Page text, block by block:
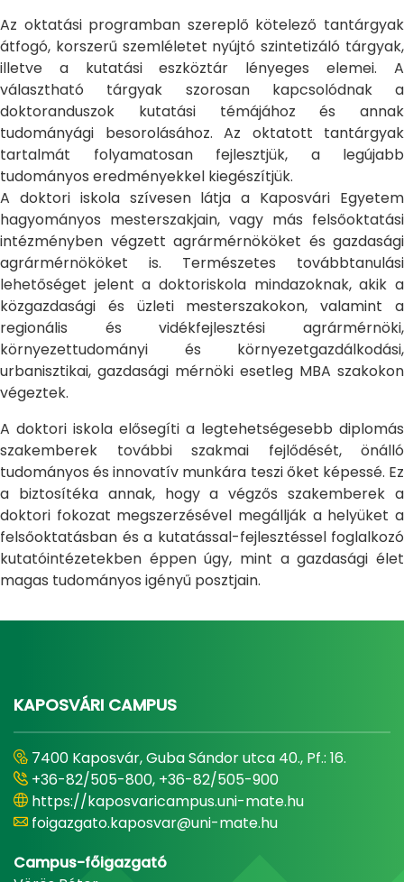
Az oktatási programban szereplő kötelező tantárgyak
átfogó, korszerű szemléletet nyújtó szintetizáló tárgyak,
illetve a kutatási eszköztár lényeges elemei. A
választható tárgyak szorosan kapcsolódnak a
doktoranduszok kutatási témájához és annak
tudományági besorolásához. Az oktatott tantárgyak
tartalmát folyamatosan fejlesztjük, a legújabb
tudományos eredményekkel kiegészítjük.
A doktori iskola szívesen látja a Kaposvári Egyetem
hagyományos mesterszakjain, vagy más felsőoktatási
intézményben végzett agrármérnököket és gazdasági
agrármérnököket is. Természetes továbbtanulási
lehetőséget jelent a doktoriskola mindazoknak, akik a
közgazdasági és üzleti mesterszakokon, valamint a
regionális és vidékfejlesztési agrármérnöki,
környezettudományi és környezetgazdálkodási,
urbanisztikai, gazdasági mérnöki esetleg MBA szakokon
végeztek.
A doktori iskola elősegíti a legtehetségesebb diplomás
szakemberek további szakmai fejlődését, önálló
tudományos és innovatív munkára teszi őket képessé. Ez
a biztosítéka annak, hogy a végzős szakemberek a
doktori fokozat megszerzésével megállják a helyüket a
felsőoktatásban és a kutatással-fejlesztéssel foglalkozó
kutatóintézetekben éppen úgy, mint a gazdasági élet
magas tudományos igényű posztjain.
KAPOSVÁRI CAMPUS
7400 Kaposvár, Guba Sándor utca 40., Pf.: 16.
+36-82/505-800, +36-82/505-900
https://kaposvaricampus.uni-mate.hu
foigazgato.kaposvar@uni-mate.hu
Campus-főigazgató